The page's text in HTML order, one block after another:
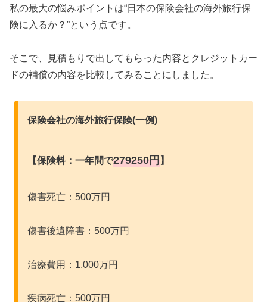
私の最大の悩みポイントは“日本の保険会社の海外旅行保
険に入るか？”という点です。
そこで、見積もりで出してもらった内容とクレジットカー
ドの補償の内容を比較してみることにしました。
保険会社の海外旅行保険(一例)
【保険料：一年間で279250円】
傷害死亡：500万円
傷害後遺障害：500万円
治療費用：1,000万円
疾病死亡：500万円